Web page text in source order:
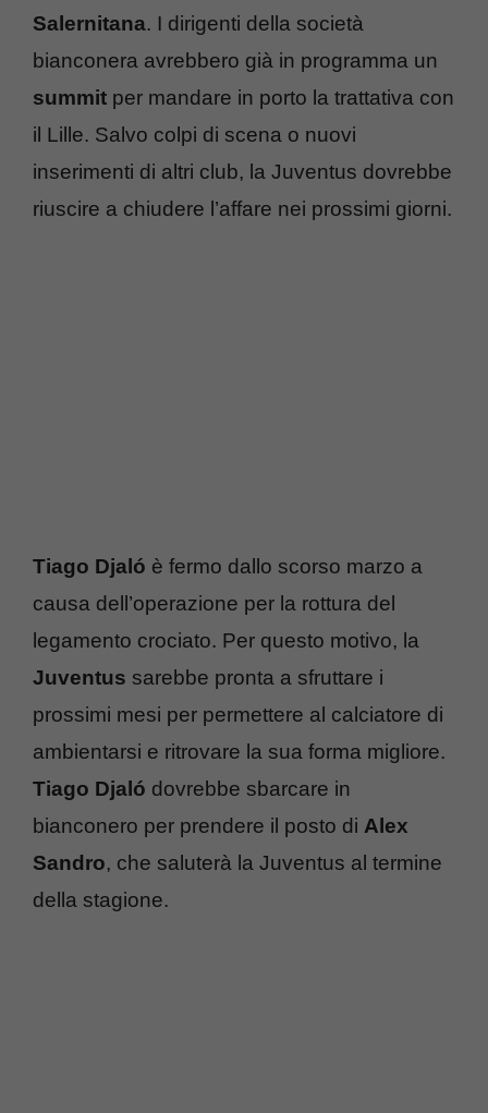
Salernitana. I dirigenti della società
bianconera avrebbero già in programma un
summit per mandare in porto la trattativa con
il Lille. Salvo colpi di scena o nuovi
inserimenti di altri club, la Juventus dovrebbe
riuscire a chiudere l’affare nei prossimi giorni.
Tiago Djaló è fermo dallo scorso marzo a
causa dell’operazione per la rottura del
legamento crociato. Per questo motivo, la
Juventus sarebbe pronta a sfruttare i
prossimi mesi per permettere al calciatore di
ambientarsi e ritrovare la sua forma migliore.
Tiago Djaló dovrebbe sbarcare in
bianconero per prendere il posto di Alex
Sandro, che saluterà la Juventus al termine
della stagione.